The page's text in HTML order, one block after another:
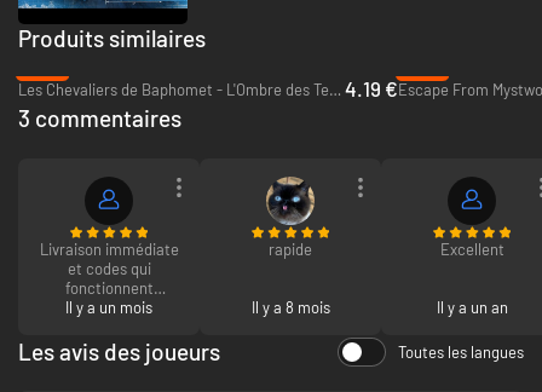
Produits similaires
Les Chevaliers de Baphomet - L'Ombre des Templiers: Reforged - PC & Mac (Steam) 4.19 €Escape From
3 commentaires
Livraison immédiate
et codes qui
fonctionnent
directement dans
seconde. Comme
d'hab
Il y a un mois
rapide
Il y a 8 mois
Excellent
Il y a un an
Les avis des joueurs Toutes les langues